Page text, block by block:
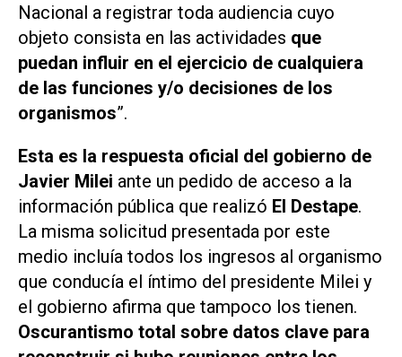
Nacional a registrar toda audiencia cuyo
objeto consista en las actividades que
puedan influir en el ejercicio de cualquiera
de las funciones y/o decisiones de los
organismos”.
Esta es la respuesta oficial del gobierno de
Javier Milei ante un pedido de acceso a la
información pública que realizó El Destape.
La misma solicitud presentada por este
medio incluía todos los ingresos al organismo
que conducía el íntimo del presidente Milei y
el gobierno afirma que tampoco los tienen.
Oscurantismo total sobre datos clave para